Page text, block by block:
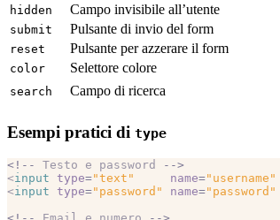
hidden Campo invisibile all’utente
submit Pulsante di invio del form
reset Pulsante per azzerare il form
color Selettore colore
search Campo di ricerca
Esempi pratici di type
<!-- Testo e password
-->
<input type="text"
     name
="username"
<input type="password" name="password"